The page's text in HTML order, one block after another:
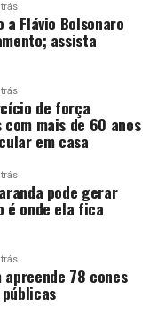
a Flávio Bolsonaro
assista
de força
mais de 60 anos
em casa
pode gerar
é onde ela fica
78 cones